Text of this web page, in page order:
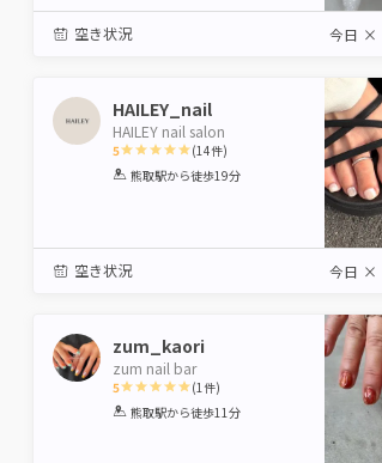
空き状況 今日 ×
HAILEY_nail
HAILEY nail salon
5
1 2 3 4 5
(14件)
熊取駅から徒歩19分
空き状況 今日 ×
zum_kaori
zum nail bar
5
1 2 3 4 5
(1 件)
熊取駅から徒歩11分